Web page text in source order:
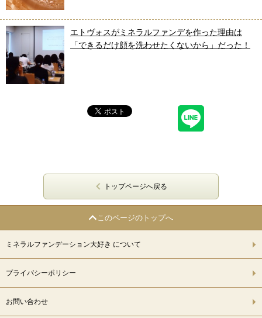
エトヴォスがミネラルファンデを作った理由は
「できるだけ顔を洗わせたくないから」だった！
トップページへ戻る
このページのトップへ
ミネラルファンデーション大好き について
プライバシーポリシー
お問い合わせ